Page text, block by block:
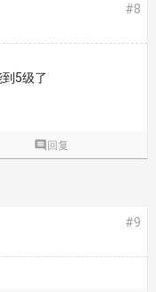
#8
5级了
 回复
#9